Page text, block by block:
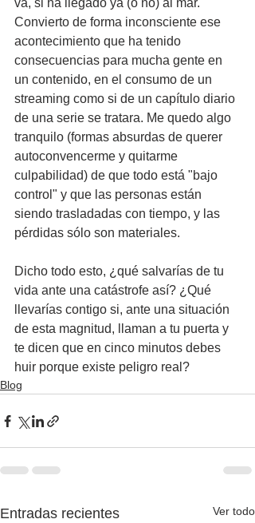
va, si ha llegado ya (o no) al mar.
Convierto de forma inconsciente ese
acontecimiento que ha tenido
consecuencias para mucha gente en
un contenido, en el consumo de un
streaming como si de un capítulo diario
de una serie se tratara. Me quedo algo
tranquilo (formas absurdas de querer
autoconvencerme y quitarme
culpabilidad) de que todo está "bajo
control" y que las personas están
siendo trasladadas con tiempo, y las
pérdidas sólo son materiales.
Dicho todo esto, ¿qué salvarías de tu
vida ante una catástrofe así? ¿Qué
llevarías contigo si, ante una situación
de esta magnitud, llaman a tu puerta y
te dicen que en cinco minutos debes
huir porque existe peligro real?
Blog
Entradas recientes Ver todo